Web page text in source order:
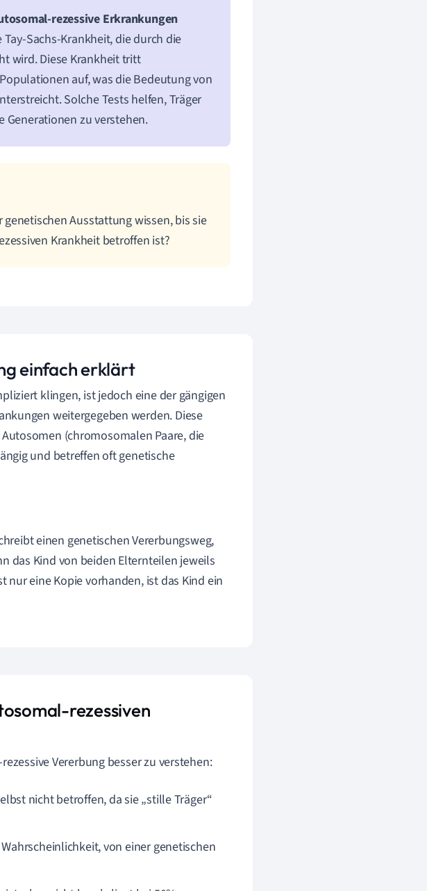
rezessive Erkrankungen
Sachs-Krankheit, die durch die
wird. Diese Krankheit tritt
auf, was die Bedeutung von
Solche Tests helfen, Träger
Generationen zu verstehen.
Ausstattung wissen, bis sie
Krankheit betroffen ist?
einfach erklärt
klingen, ist jedoch eine der gängigen
weitergegeben werden. Diese
(chromosomalen Paare, die
und betreffen oft genetische
einen genetischen Vererbungsweg,
das Kind von beiden Elternteilen jeweils
nur eine Kopie vorhanden, ist das Kind ein
rezessiven
Vererbung besser zu verstehen:
nicht betroffen, da sie „stille Träger“
von einer genetischen